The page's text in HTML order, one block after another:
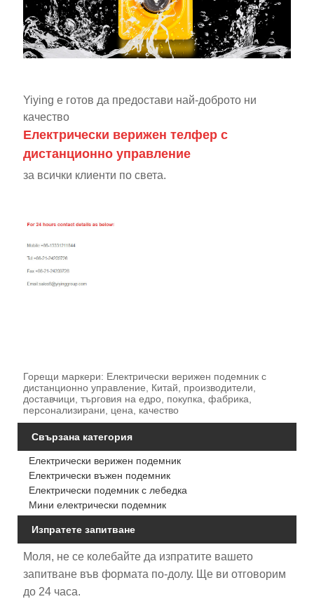
Yiying е готов да предостави най-доброто ни
качество
Електрически верижен телфер с
дистанционно управление
за всички клиенти по света.
Горещи маркери: Електрически верижен подемник с
дистанционно управление, Китай, производители,
доставчици, търговия на едро, покупка, фабрика,
персонализирани, цена, качество
Свързана категория
Електрически верижен подемник
Електрически въжен подемник
Електрически подемник с лебедка
Мини електрически подемник
Изпратете запитване
Моля, не се колебайте да изпратите вашето
запитване във формата по-долу. Ще ви отговорим
до 24 часа.